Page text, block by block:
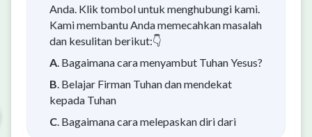
Kabar Baik: Misteri Tentang Kedatangan
Tuhan Kembali Telah Terungkap
Apakah Anda ingin memahami misteri kedatangan Tuhan
kembali? Konten berikut akan membantu Anda. Silakan klik
Anda. Klik tombol untuk menghubungi kami.
Kami membantu Anda memecahkan masalah
dan kesulitan berikut:👇
A. Bagaimana cara menyambut Tuhan Yesus?
B. Belajar Firman Tuhan dan mendekat
kepada Tuhan
C. Bagaimana cara melepaskan diri dari